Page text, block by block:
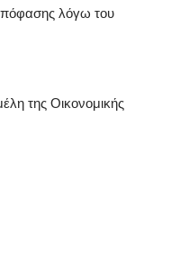
λόγω του
της Οικονομικής